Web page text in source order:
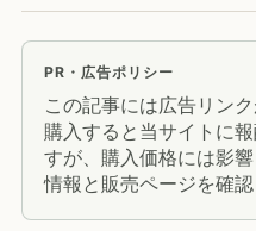
PR・広告ポリシー
この記事には広告リン
購入すると当サイトに
すが、購入価格には影
情報と販売ページを確認